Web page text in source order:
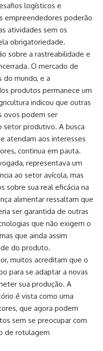
logísticos e
empreendedores poderão
atividades sem os
obrigatoriedade.
sobre a rastreabilidade e
O mercado de
do mundo, e a
produtos permanece um
indicou que outras
ovos podem ser
setor produtivo. A busca
atendam aos interesses
continua em pauta.
representava um
ao setor avícola, mas
sobre sua real eficácia na
alimentar ressaltam que
ser garantida de outras
que não exigem o
que ainda assim
do produto.
muitos acreditam que o
para se adaptar a novas
sua produção. A
é vista como uma
que agora podem
sem se preocupar com
de rotulagem